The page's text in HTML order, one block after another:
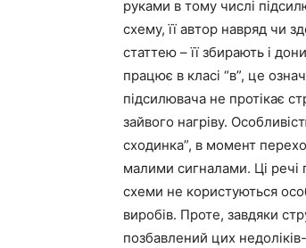
руками в тому числі
схему, її автор навряд чи
статтею – її збирають і
працює в класі “в”, це
підсилювача не протікає
зайвого нагріву.
сходинка”, в момент
малими сигналами. Ці речі
схеми не користуються
виробів. Проте, завдяки
позбавлений цих